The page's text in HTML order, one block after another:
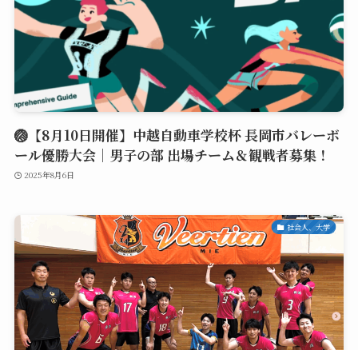
🏐【8月10日開催】中越自動車学校杯 長岡市バレーボ
ール優勝大会｜男子の部 出場チーム＆観戦者募集！
2025年8月6日
社会人、大学